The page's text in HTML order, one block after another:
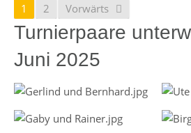
1 2 Vorwärts
Turnierpaare
Juni 2025